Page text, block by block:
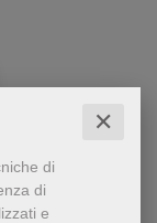
✕
di
di
e